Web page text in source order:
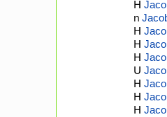
H
n
H
H
H
U
H
H
H